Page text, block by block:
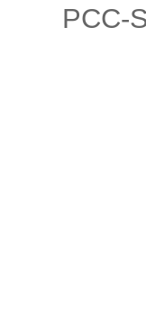
PCC-